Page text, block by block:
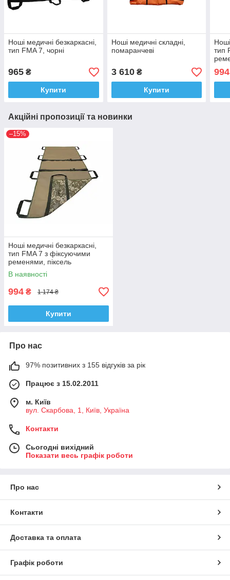
Ноші медичні безкаркасні,
тип FMA 7, чорні
965 ₴
Купити
Ноші медичні складні,
помаранчеві
3 610₴
Купити
тип
994
Акційні пропозиції та новинки
–15%
Ноші медичні безкаркасні,
тип FMA 7 з фіксуючими
ременями, піксель
В наявності
994 ₴ 1 174 ₴
Купити
Про нас
97% позитивних з 155 відгуків за рік
Працює з 15.02.2011
м. Київ
вул. Скарбова, 1, Київ, Україна
Контакти
Сьогодні вихідний
Показати весь графік роботи
Про нас
Контакти
Доставка та оплата
Графік роботи